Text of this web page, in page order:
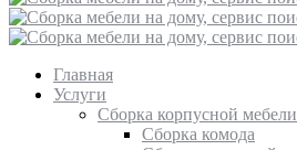
Главная
Услуги
Сборка корпусной мебели
Сборка комода